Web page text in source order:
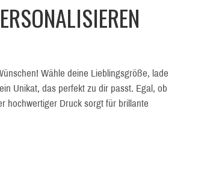
Wähle deine Lieblingsgröße, lade
Unikat, das perfekt zu dir passt. Egal, ob
hochwertiger Druck sorgt für brillante